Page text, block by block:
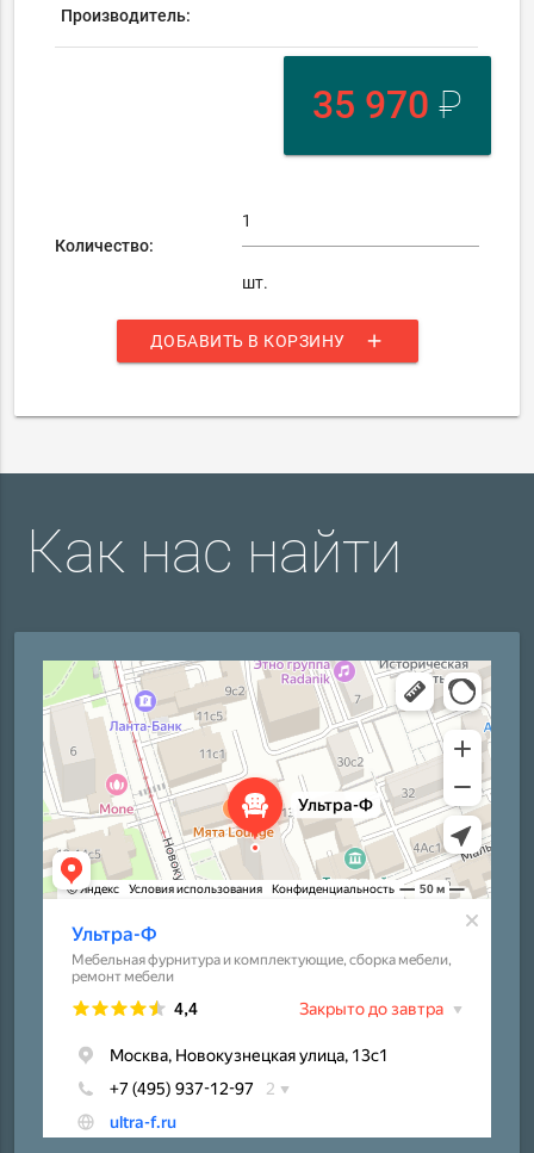
Производитель:
35 970 ₽
Количество:
шт.
ДОБАВИТЬ В КОРЗИНУ add
Как нас найти